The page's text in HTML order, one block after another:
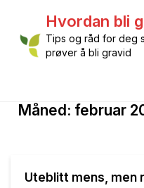
content
Hvordan bli
Tips og råd for deg
prøver å bli gravid
Måned: februar
Uteblitt mens, men